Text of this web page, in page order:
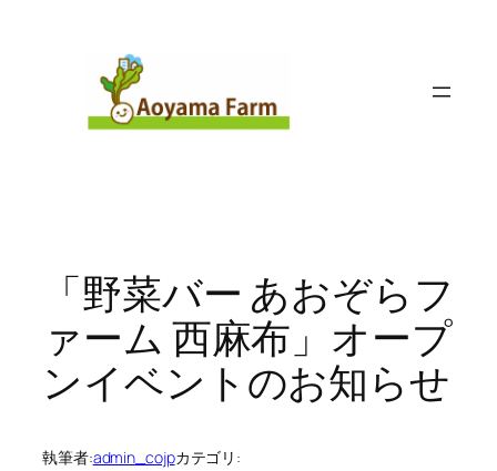
「野菜バー あおぞらフ
ァーム 西麻布」オープ
ンイベントのお知らせ
執筆者:admin_cojpカテゴリ: